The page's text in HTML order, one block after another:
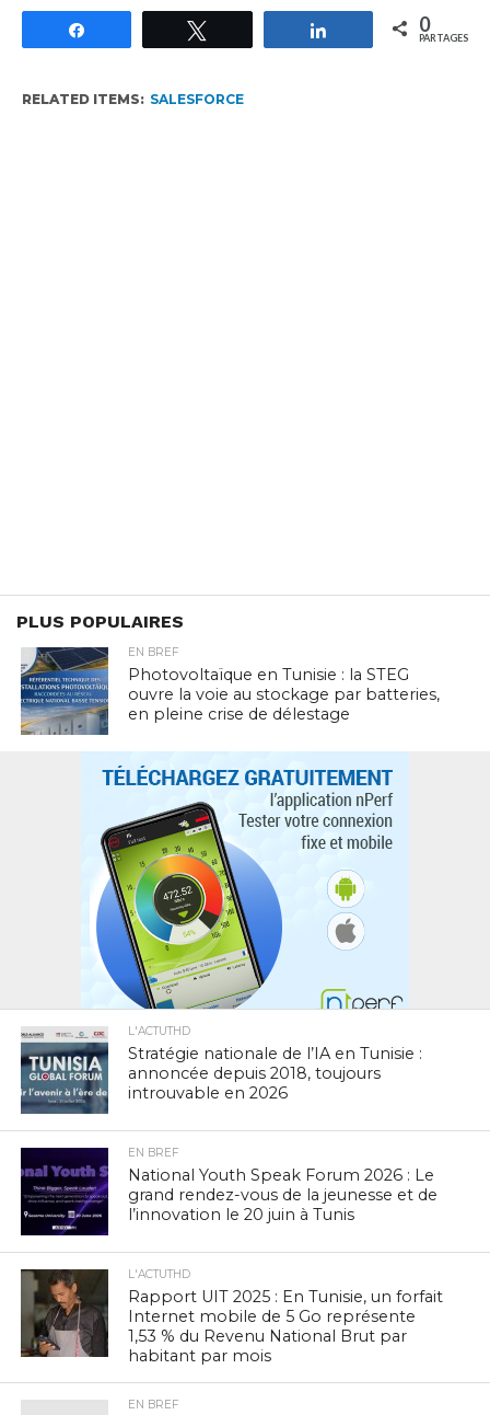
Partagez 0
PARTAGES
RELATED ITEMS: SALESFORCE
PLUS POPULAIRES
EN BREF
Photovoltaïque en Tunisie : la STEG
ouvre la voie au stockage par batteries,
en pleine crise de délestage
L'ACTUTHD
Stratégie nationale de l’IA en Tunisie :
annoncée depuis 2018, toujours
introuvable en 2026
EN BREF
National Youth Speak Forum 2026 : Le
grand rendez-vous de la jeunesse et de
l’innovation le 20 juin à Tunis
L'ACTUTHD
Rapport UIT 2025 : En Tunisie, un forfait
Internet mobile de 5 Go représente
1,53 % du Revenu National Brut par
habitant par mois
EN BREF